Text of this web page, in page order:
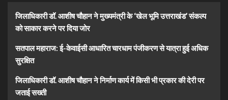
जिलाधिकारी डॉ. आशीष चौहान ने मुख्यमंत्री के ‘खेल भूमि उत्तराखंड’ संकल्प
को साकार करने पर दिया जोर
सतपाल महाराज: ई-केवाईसी आधारित चारधाम पंजीकरण से यात्रा हुई अधिक
सुरक्षित
जिलाधिकारी डॉ. आशीष चौहान ने निर्माण कार्य में किसी भी प्रकार की देरी पर
जताई सख्ती